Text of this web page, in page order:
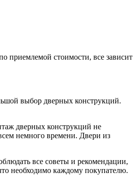
приемлемой стоимости, все зависит
выбор дверных конструкций.
дверных конструкций не
немного времени. Двери из
все советы и рекомендации,
необходимо каждому покупателю.